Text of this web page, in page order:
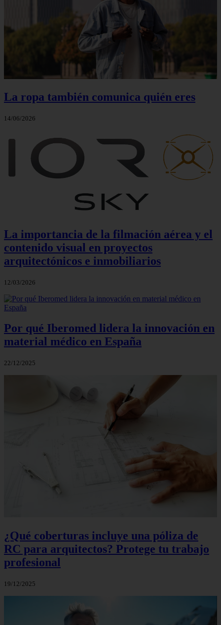
La ropa también comunica quién eres
14/06/2026
La importancia de la filmación aérea y el
contenido visual en proyectos
arquitectónicos e inmobiliarios
12/03/2026
Por qué Iberomed lidera la innovación en
material médico en España
22/12/2025
¿Qué coberturas incluye una póliza de
RC para arquitectos? Protege tu trabajo
profesional
19/12/2025